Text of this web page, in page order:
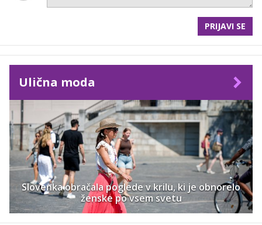
PRIJAVI SE
Ulična moda
Slovenka obračala poglede v krilu, ki je obnorelo
ženske po vsem svetu